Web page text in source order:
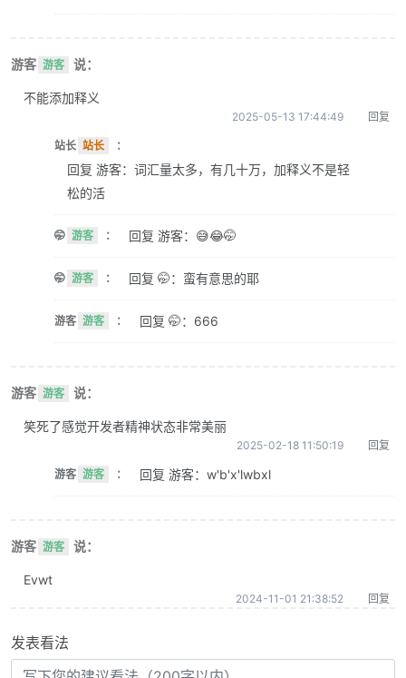
游客 游客 说：
不能添加释义
2025-05-13 17:44:49 回复
站长 站长 ：
回复 游客：词汇量太多，有几十万，加释义不是轻
松的活
🤭 游客 ： 回复 游客：😅😂🤭
🤭 游客 ： 回复 🤭：蛮有意思的耶
游客 游客 ： 回复 🤭：666
游客 游客 说：
笑死了感觉开发者精神状态非常美丽
2025-02-18 11:50:19 回复
游客 游客 ： 回复 游客：w'b'x'lwbxl
游客 游客 说：
Evwt
2024-11-01 21:38:52 回复
发表看法